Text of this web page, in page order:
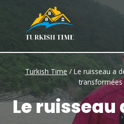
content
Turkish Time / Le ruisseau a
transformées
Le ruisseau